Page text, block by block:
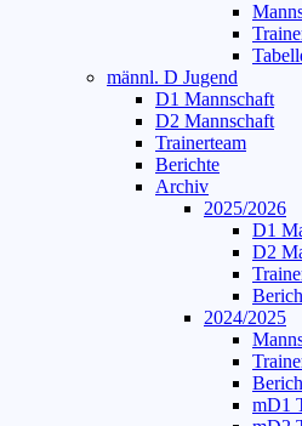
männl. D Jugend
D1 Mannschaft
D2 Mannschaft
Trainerteam
Berichte
Archiv
2025/2026
D1
D2
2024/2025
mD1